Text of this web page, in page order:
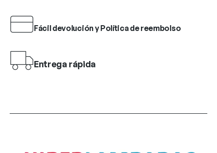
Fácil devolución y Política de reembolso
Entrega rápida